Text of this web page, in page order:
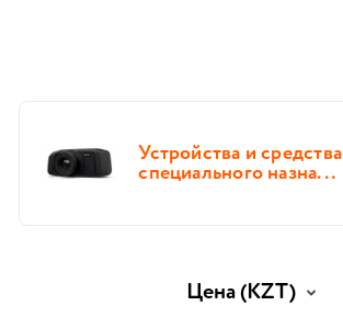
Устройства и средства
специального назна...
Цена(KZT)